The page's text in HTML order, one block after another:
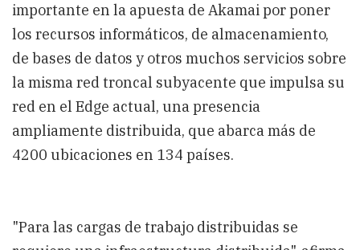
importante en la apuesta de Akamai por poner
los recursos informáticos, de almacenamiento,
de bases de datos y otros muchos servicios sobre
la misma red troncal subyacente que impulsa su
red en el Edge actual, una presencia
ampliamente distribuida, que abarca más de
4200 ubicaciones en 134 países.
"Para las cargas de trabajo distribuidas se